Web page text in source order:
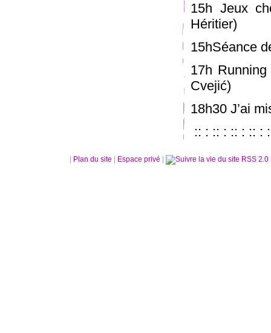
15h Jeux
Héritier)
15hSéance
17h
Cvejić)
18h30 J’ai
:: : :: : :: : :: :
Plan du site Espace privé RSS 2.0